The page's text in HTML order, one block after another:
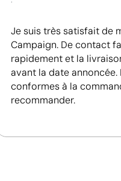
Je suis très satisfait de
Campaign. De contact
rapidement et la
avant la date
conformes à la
recommander.